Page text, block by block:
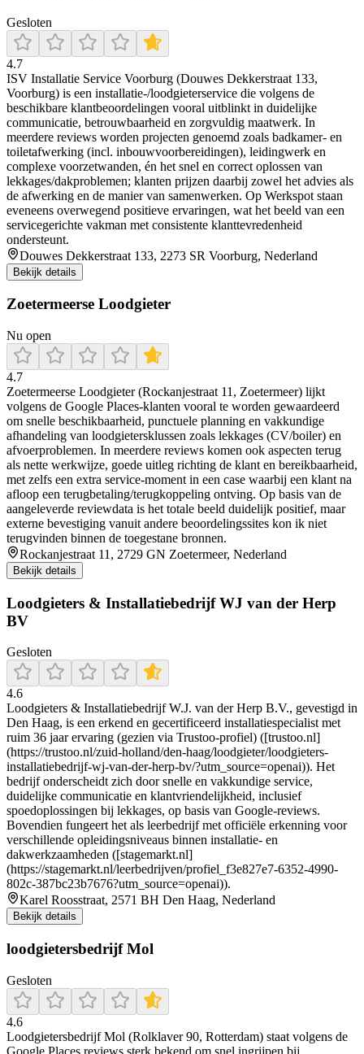
Gesloten
4.7
ISV Installatie Service Voorburg (Douwes Dekkerstraat 133,
Voorburg) is een installatie-/loodgieterservice die volgens de
beschikbare klantbeoordelingen vooral uitblinkt in duidelijke
communicatie, betrouwbaarheid en zorgvuldig maatwerk. In
meerdere reviews worden projecten genoemd zoals badkamer- en
toiletafwerking (incl. inbouwvoorbereidingen), leidingwerk en
complexe voorzetwanden, én het snel en correct oplossen van
lekkages/dakproblemen; klanten prijzen daarbij zowel het advies als
de afwerking en de manier van samenwerken. Op Werkspot staan
eveneens overwegend positieve ervaringen, wat het beeld van een
servicegerichte vakman met consistente klanttevredenheid
ondersteunt.
Douwes Dekkerstraat 133, 2273 SR Voorburg, Nederland
Bekijk details
Zoetermeerse Loodgieter
Nu open
4.7
Zoetermeerse Loodgieter (Rockanjestraat 11, Zoetermeer) lijkt
volgens de Google Places-klanten vooral te worden gewaardeerd
om snelle beschikbaarheid, punctuele planning en vakkundige
afhandeling van loodgietersklussen zoals lekkages (CV/boiler) en
afvoerproblemen. In meerdere reviews komen ook aspecten terug
als nette werkwijze, goede uitleg richting de klant en bereikbaarheid,
met zelfs een extra service-moment in een case waarbij een klant na
afloop een terugbetaling/terugkoppeling ontving. Op basis van de
aangeleverde reviewdata is het totale beeld duidelijk positief, maar
externe bevestiging vanuit andere beoordelingssites kon ik niet
terugvinden binnen de toegestane bronnen.
Rockanjestraat 11, 2729 GN Zoetermeer, Nederland
Bekijk details
Loodgieters & Installatiebedrijf WJ van der Herp
BV
Gesloten
4.6
Loodgieters & Installatiebedrijf W.J. van der Herp B.V., gevestigd in
Den Haag, is een erkend en gecertificeerd installatiespecialist met
ruim 36 jaar ervaring (gezien via Trustoo-profiel) ([trustoo.nl]
(https://trustoo.nl/zuid-holland/den-haag/loodgieter/loodgieters-
installatiebedrijf-wj-van-der-herp-bv/?utm_source=openai)). Het
bedrijf onderscheidt zich door snelle en vakkundige service,
duidelijke communicatie en klantvriendelijkheid, inclusief
spoedoplossingen bij lekkages, op basis van Google-reviews.
Bovendien fungeert het als leerbedrijf met officiële erkenning voor
verschillende opleidingsniveaus binnen installatie- en
dakwerkzaamheden ([stagemarkt.nl]
(https://stagemarkt.nl/leerbedrijven/profiel_f3e827e7-6352-4990-
802c-387bc23b7676?utm_source=openai)).
Karel Roosstraat, 2571 BH Den Haag, Nederland
Bekijk details
loodgietersbedrijf Mol
Gesloten
4.6
Loodgietersbedrijf Mol (Rolklaver 90, Rotterdam) staat volgens de
Google Places reviews sterk bekend om snel ingrijpen bij